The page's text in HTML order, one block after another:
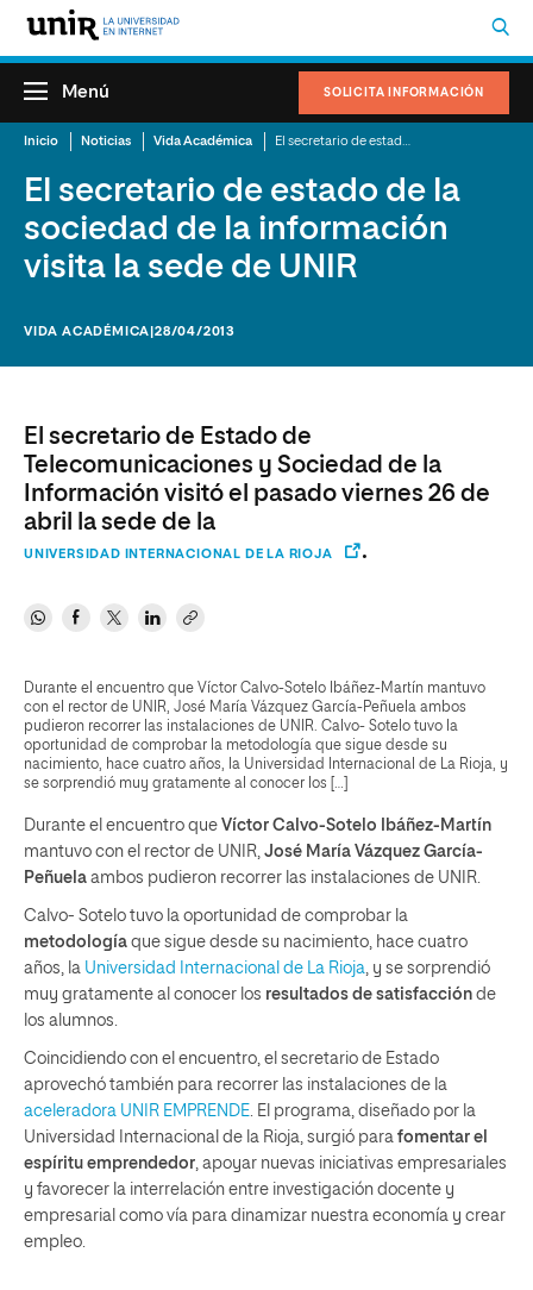
SOLICITA INFORMACIÓN
Menú
Inicio Noticias Vida Académica
El secretario de estado de la
sociedad de la información
visita la sede de UNIR
VIDA ACADÉMICA |28/04/2013
El secretario de Estado de
Telecomunicaciones y Sociedad de la
Información visitó el pasado viernes 26 de
abril la sede de la
UNIVERSIDAD INTERNACIONAL DE LA RIOJA .
Durante el encuentro que Víctor Calvo-Sotelo Ibáñez-Martín mantuvo
con el rector de UNIR, José María Vázquez García-Peñuela ambos
pudieron recorrer las instalaciones de UNIR. Calvo- Sotelo tuvo la
oportunidad de comprobar la metodología que sigue desde su
nacimiento, hace cuatro años, la Universidad Internacional de La Rioja, y
se sorprendió muy gratamente al conocer los […]
Durante el encuentro que Víctor Calvo-Sotelo Ibáñez-Martín
mantuvo con el rector de UNIR, José María Vázquez García-
Peñuela ambos pudieron recorrer las instalaciones de UNIR.
Calvo- Sotelo tuvo la oportunidad de comprobar la
metodología que sigue desde su nacimiento, hace cuatro
años, la Universidad Internacional de La Rioja, y se sorprendió
muy gratamente al conocer los resultados de satisfacción de
los alumnos.
Coincidiendo con el encuentro, el secretario de Estado
aprovechó también para recorrer las instalaciones de la
aceleradora UNIR EMPRENDE. El programa, diseñado por la
Universidad Internacional de la Rioja, surgió para fomentar el
espíritu emprendedor, apoyar nuevas iniciativas empresariales
y favorecer la interrelación entre investigación docente y
empresarial como vía para dinamizar nuestra economía y crear
empleo.